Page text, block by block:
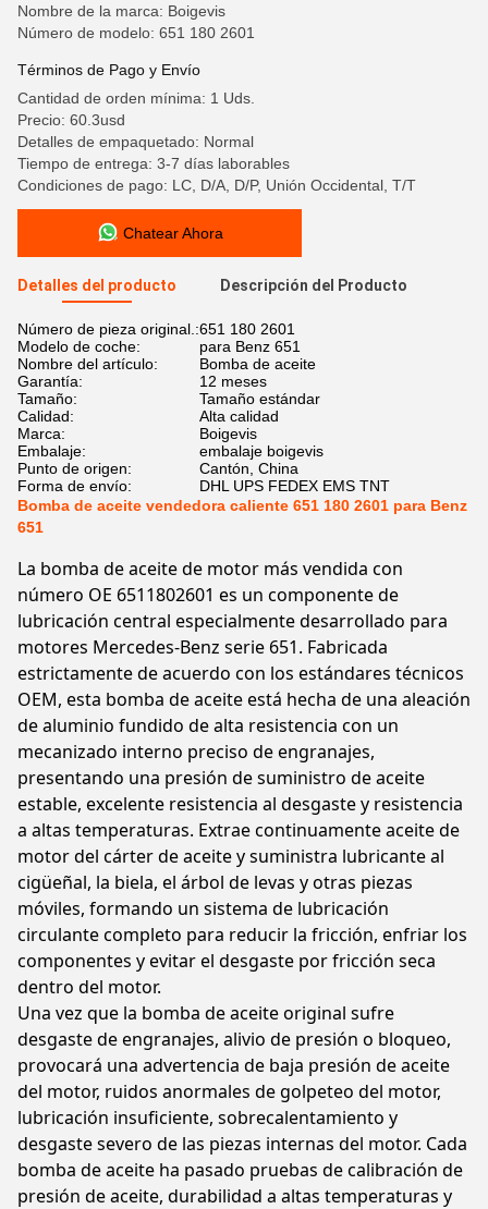
Nombre de la marca: Boigevis
Número de modelo: 651 180 2601
Términos de Pago y Envío
Cantidad de orden mínima: 1 Uds.
Precio: 60.3usd
Detalles de empaquetado: Normal
Tiempo de entrega: 3-7 días laborables
Condiciones de pago: LC, D/A, D/P, Unión Occidental, T/T
Chatear Ahora
Detalles del producto Descripción del Producto
Número de pieza original.:651 180 2601
Modelo de coche:
para Benz 651
Nombre del artículo:
Bomba de aceite
Garantía:
12 meses
Tamaño:
Tamaño estándar
Calidad:
Alta calidad
Marca:
Boigevis
Embalaje:
embalaje boigevis
Punto de origen:
Cantón, China
Forma de envío:
DHL UPS FEDEX EMS TNT
Bomba de aceite vendedora caliente 651 180 2601 para Benz
651
La bomba de aceite de motor más vendida con
número OE 6511802601 es un componente de
lubricación central especialmente desarrollado para
motores Mercedes-Benz serie 651. Fabricada
estrictamente de acuerdo con los estándares técnicos
OEM, esta bomba de aceite está hecha de una aleación
de aluminio fundido de alta resistencia con un
mecanizado interno preciso de engranajes,
presentando una presión de suministro de aceite
estable, excelente resistencia al desgaste y resistencia
a altas temperaturas. Extrae continuamente aceite de
motor del cárter de aceite y suministra lubricante al
cigüeñal, la biela, el árbol de levas y otras piezas
móviles, formando un sistema de lubricación
circulante completo para reducir la fricción, enfriar los
componentes y evitar el desgaste por fricción seca
dentro del motor.
Una vez que la bomba de aceite original sufre
desgaste de engranajes, alivio de presión o bloqueo,
provocará una advertencia de baja presión de aceite
del motor, ruidos anormales de golpeteo del motor,
lubricación insuficiente, sobrecalentamiento y
desgaste severo de las piezas internas del motor. Cada
bomba de aceite ha pasado pruebas de calibración de
presión de aceite, durabilidad a altas temperaturas y